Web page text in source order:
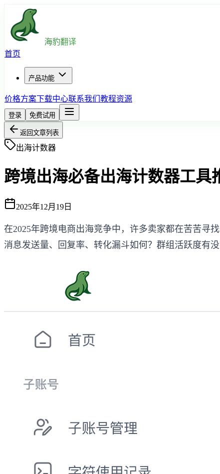
海豹翻译
首页
产品功能
价格方案下载中心联系我们 教程资源
登录 免费试用
返回文章列表
出海计数器
跨境出海必备出海计数器工
2025年12月19日
在2025年跨境电商出海竞争中，许多卖家都在苦苦寻
消息发送量、回复率、转化漏斗如何？群组活跃度有